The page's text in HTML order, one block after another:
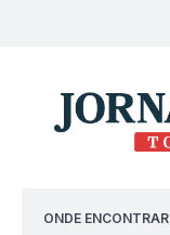
ONDE